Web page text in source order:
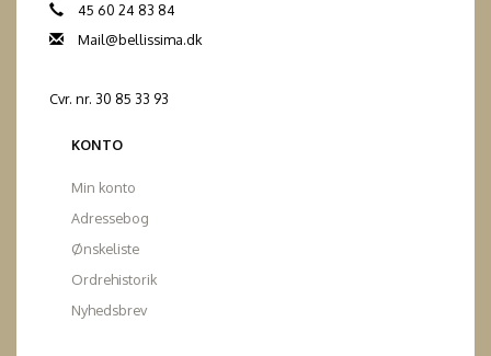
45 60 24 83 84
Mail@bellissima.dk
Cvr. nr. 30 85 33 93
KONTO
Min konto
Adressebog
Ønskeliste
Ordrehistorik
Nyhedsbrev